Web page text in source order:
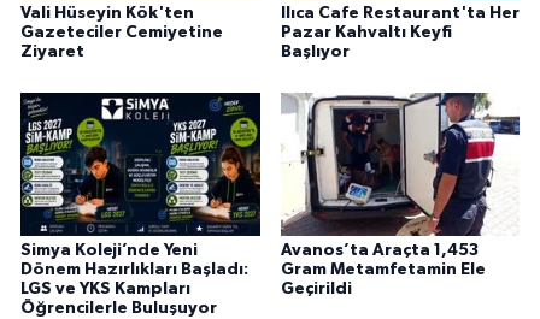
Vali Hüseyin Kök'ten
Gazeteciler Cemiyetine
Ziyaret
Ilıca Cafe Restaurant'ta Her
Pazar Kahvaltı Keyfi
Başlıyor
Simya Koleji’nde Yeni
Dönem Hazırlıkları Başladı:
LGS ve YKS Kampları
Öğrencilerle Buluşuyor
Avanos’ta Araçta 1,453
Gram Metamfetamin Ele
Geçirildi